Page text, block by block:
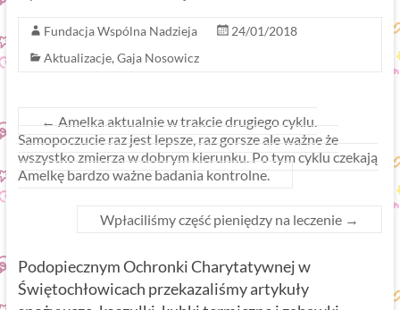
Fundacja Wspólna Nadzieja
24/01/2018
Aktualizacje, Gaja Nosowicz
← Amelka aktualnie w trakcie drugiego cyklu.
Samopoczucie raz jest lepsze, raz gorsze ale ważne że
wszystko zmierza w dobrym kierunku. Po tym cyklu czekają
Amelkę bardzo ważne badania kontrolne.
Wpłaciliśmy część pieniędzy na leczenie →
Podopiecznym Ochronki Charytatywnej w
Świętochłowicach przekazaliśmy artykuły